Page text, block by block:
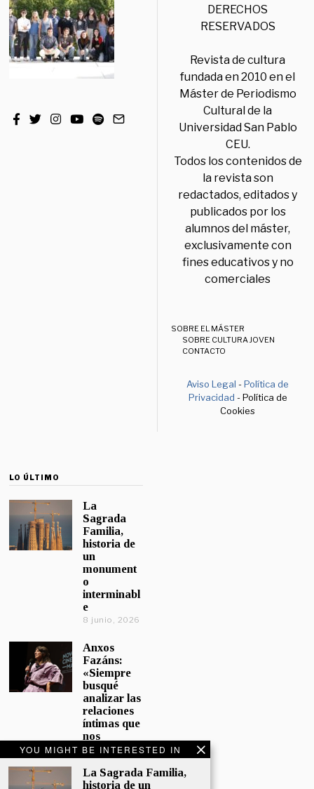
YOU MIGHT BE INTERESTED IN
La Sagrada Familia,
historia de un
DERECHOS
RESERVADOS
Revista de cultura
fundada en 2010 en el
Máster de Periodismo
Cultural de la
Universidad San Pablo
CEU.
Todos los contenidos de
la revista son
redactados, editados y
publicados por los
alumnos del máster,
exclusivamente con
fines educativos y no
comerciales
SOBRE EL MÁSTER
SOBRE CULTURA JOVEN
CONTACTO
Aviso Legal -Política de
Privacidad - Política de
Cookies
LO ÚLTIMO
La
Sagrada
Familia,
historia de
un
monument
o
interminabl
e
8 junio, 2026
Anxos
Fazáns:
«Siempre
busqué
analizar las
relaciones
íntimas que
nos
afectan»